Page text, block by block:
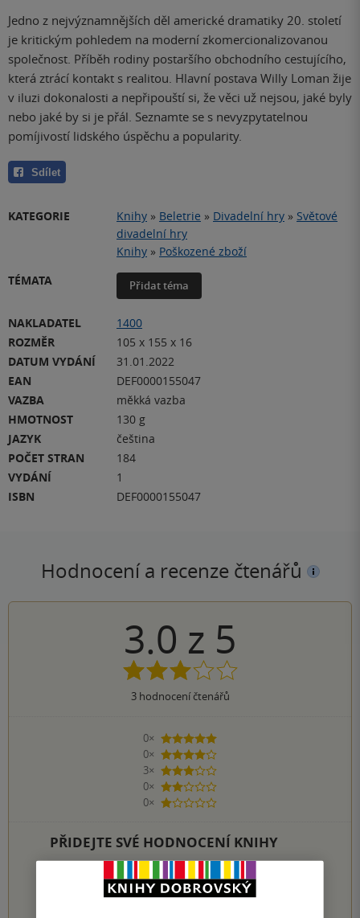
Jedno z nejvýznamnějších děl americké dramatiky 20. století
je kritickým pohledem na moderní zkomercionalizovanou
společnost. Příběh rodiny postaršího obchodního cestujícího,
která ztrácí kontakt s realitou. Hlavní postava Willy Loman žije
v iluzi dokonalosti a nepřipouští si, že věci už nejsou, jaké byly
nebo jaké by si je přál. Seznamte se s nevyzpytatelnou
pomíjivostí lidského úspěchu a popularity.
Sdílet
KATEGORIE Knihy » Beletrie » Divadelní hry » Světové
divadelní hry
Knihy » Poškozené zboží
TÉMATA
Přidat téma
NAKLADATEL
1400
ROZMĚR
105 x 155 x 16
DATUM VYDÁNÍ
31.01.2022
EAN
DEF0000155047
VAZBA
měkká vazba
HMOTNOST
130 g
JAZYK
čeština
POČET STRAN
184
VYDÁNÍ
1
ISBN
DEF0000155047
Hodnocení a recenze čtenářů
3.0 z 5
3hodnocení čtenářů
0×
5 hvězdiček
0×
4 hvězdičky
3×
3 hvězdičky
0×
2 hvězdičky
0×
1 hvezdička
PŘIDEJTE SVÉ HODNOCENÍ KNIHY